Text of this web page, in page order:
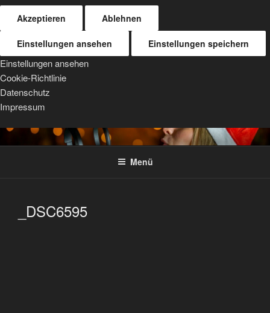
Akzeptieren Ablehnen
Einstellungen ansehen Einstellungen speichern
Einstellungen ansehen
Cookie-Richtlinie
Datenschutz
Impressum
Zum
InhaltTRIPOD MOUNTS
For Sigma, Sony, and Tamron lenses
Menü
_DSC6595